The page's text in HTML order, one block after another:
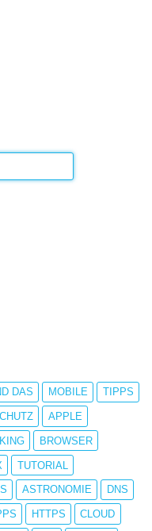
DAS MOBILE TIPPS
APPLE
BROWSER
TUTORIAL
ASTRONOMIE DNS
HTTPS CLOUD